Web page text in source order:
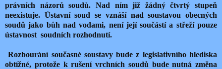
právních názorů soudů. Nad ním již žádný čtvrtý stupeň
neexistuje. Ústavní soud se vznáší nad soustavou obecných
soudů jako bůh nad vodami, není její součástí a střeží pouze
ústavnost soudních rozhodnutí.
Rozbourání současné soustavy bude z legislativního hlediska
obtížné, protože k rušení vrchních soudů bude nutná změna